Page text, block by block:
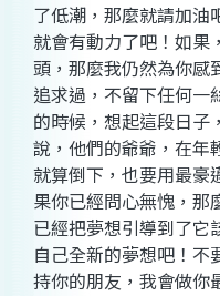
了低潮，那麼就請加油
就會有動力了吧！如果
頭，那麼我仍然為你感
追求過，不留下任何一
的時候，想起這段日子
說，他們的爺爺，在年
就算倒下，也要用最豪
果你已經問心無愧，那
已經把夢想引導到了它
自己全新的夢想吧！不
持你的朋友，我會做你